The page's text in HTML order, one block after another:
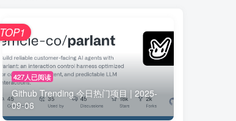
427人已阅读
Github Trending 今日热门项目 | 2025-
09-06
TOP1